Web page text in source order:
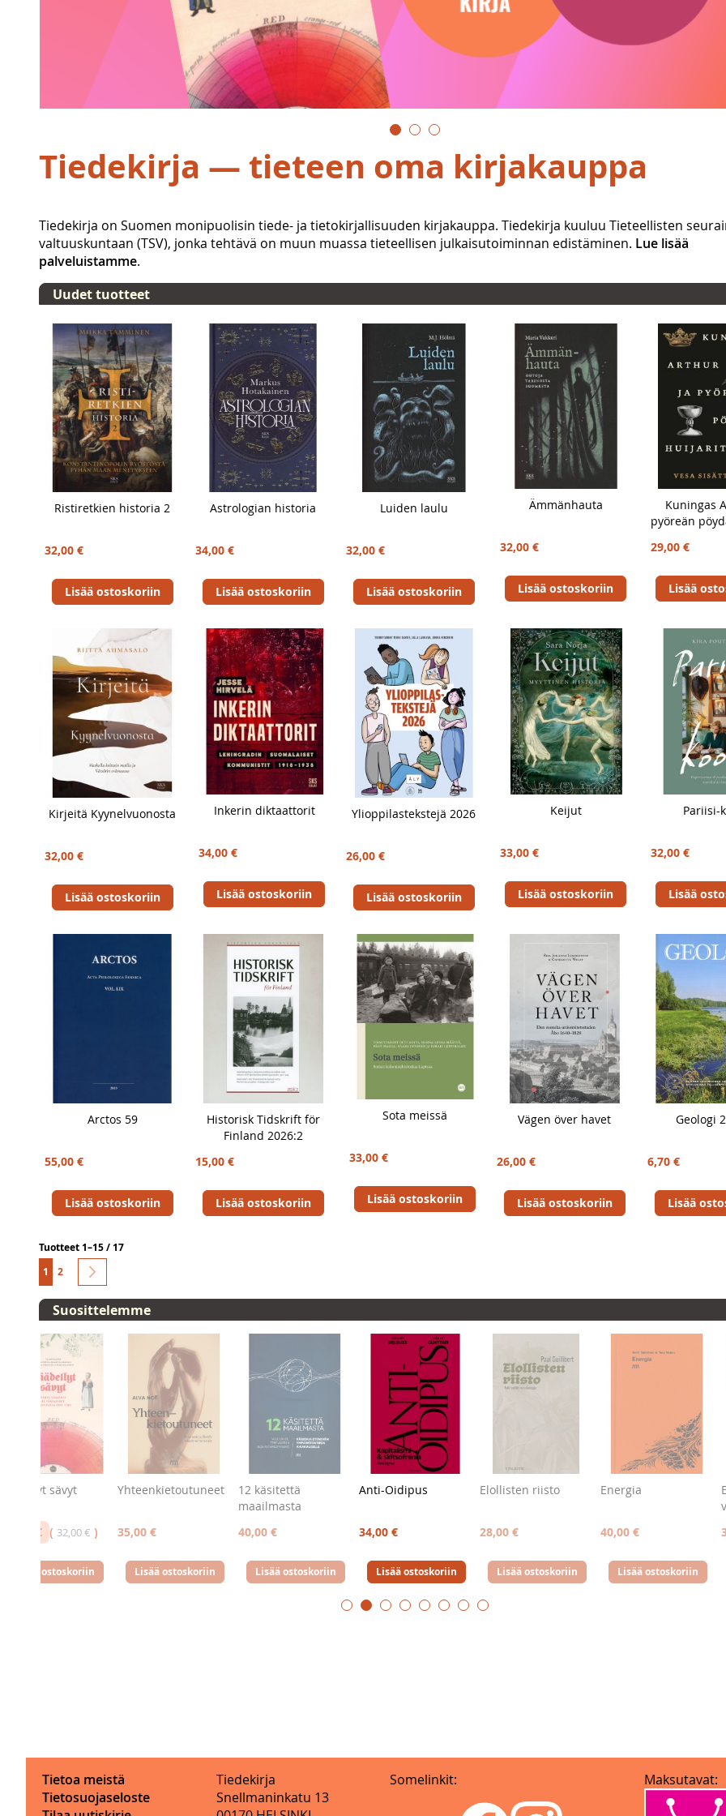
Tiedekirja — tieteen oma kirjakauppa
Tiedekirja on Suomen monipuolisin tiede- ja tietokirjallisuuden kirjakauppa. Tiedekirja kuuluu Tieteellisten
valtuuskuntaan (TSV), jonka tehtävä on muun muassa tieteellisen julkaisutoiminnan edistäminen. Lue lisää
palveluistamme.
Uudet tuotteet
Ristiretkien historia 2
32,00 €
Lisää ostoskoriin
Astrologian historia
34,00 €
Lisää ostoskoriin
Luiden laulu
32,00 €
Lisää ostoskoriin
Ämmänhauta
32,00 €
Lisää ostoskoriin
Kuningas
pyöreän
29,00 €
Lisää
Kirjeitä Kyynelvuonosta
32,00 €
Lisää ostoskoriin
Inkerin diktaattorit
34,00 €
Lisää ostoskoriin
Ylioppilastekstejä 2026
26,00 €
Lisää ostoskoriin
Keijut
33,00 €
Lisää ostoskoriin
Pariisi-
32,00 €
Lisää
Arctos 59
55,00 €
Lisää ostoskoriin
Historisk Tidskrift för
Finland 2026:2
15,00 €
Lisää ostoskoriin
Sota meissä
33,00 €
Lisää ostoskoriin
Vägen över havet
26,00 €
Lisää ostoskoriin
Geologi
6,70 €
Lisää
Tuotteet 1–15 / 17
S
i
v
u
You're currently reading page
1 Sivu
2
Suosittelemme
sävyt
24,00 € 32,00 €
Lisää ostoskoriin
Yhteenkietoutuneet
35,00 €
Lisää ostoskoriin
12 käsitettä
maailmasta
40,00 €
Lisää ostoskoriin
Anti-Oidipus
34,00 €
Lisää ostoskoriin
Elollisten riisto
28,00 €
Lisää ostoskoriin
Energia
40,00 €
Lisää ostoskoriin
Tietoa meistä
Tietosuojaseloste
Tiedekirja
Snellmaninkatu 13
Somelinkit: Maksutavat: